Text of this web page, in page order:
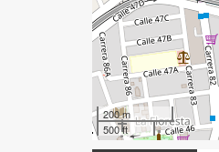
200 m
500 ft